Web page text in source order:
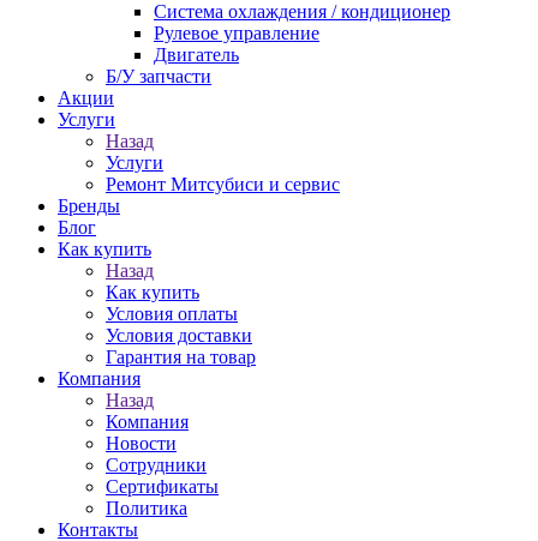
Система охлаждения / кондиционер
Рулевое управление
Двигатель
Б/У запчасти
Акции
Услуги
Назад
Услуги
Ремонт Митсубиси и сервис
Бренды
Блог
Как купить
Назад
Как купить
Условия оплаты
Условия доставки
Гарантия на товар
Компания
Назад
Компания
Новости
Сотрудники
Сертификаты
Политика
Контакты